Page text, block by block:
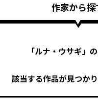
作家から探
「ルナ・ウサギ」
該当する作品が見つか